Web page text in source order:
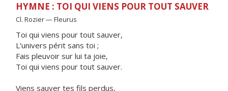
HYMNE : TOI QUI VIENS POUR TOUT SAUVER
Cl. Rozier — Fleurus
Toi qui viens pour tout sauver,
L’univers périt sans toi ;
Fais pleuvoir sur lui ta joie,
Toi qui viens pour tout sauver.
Viens sauver tes fils perdus,